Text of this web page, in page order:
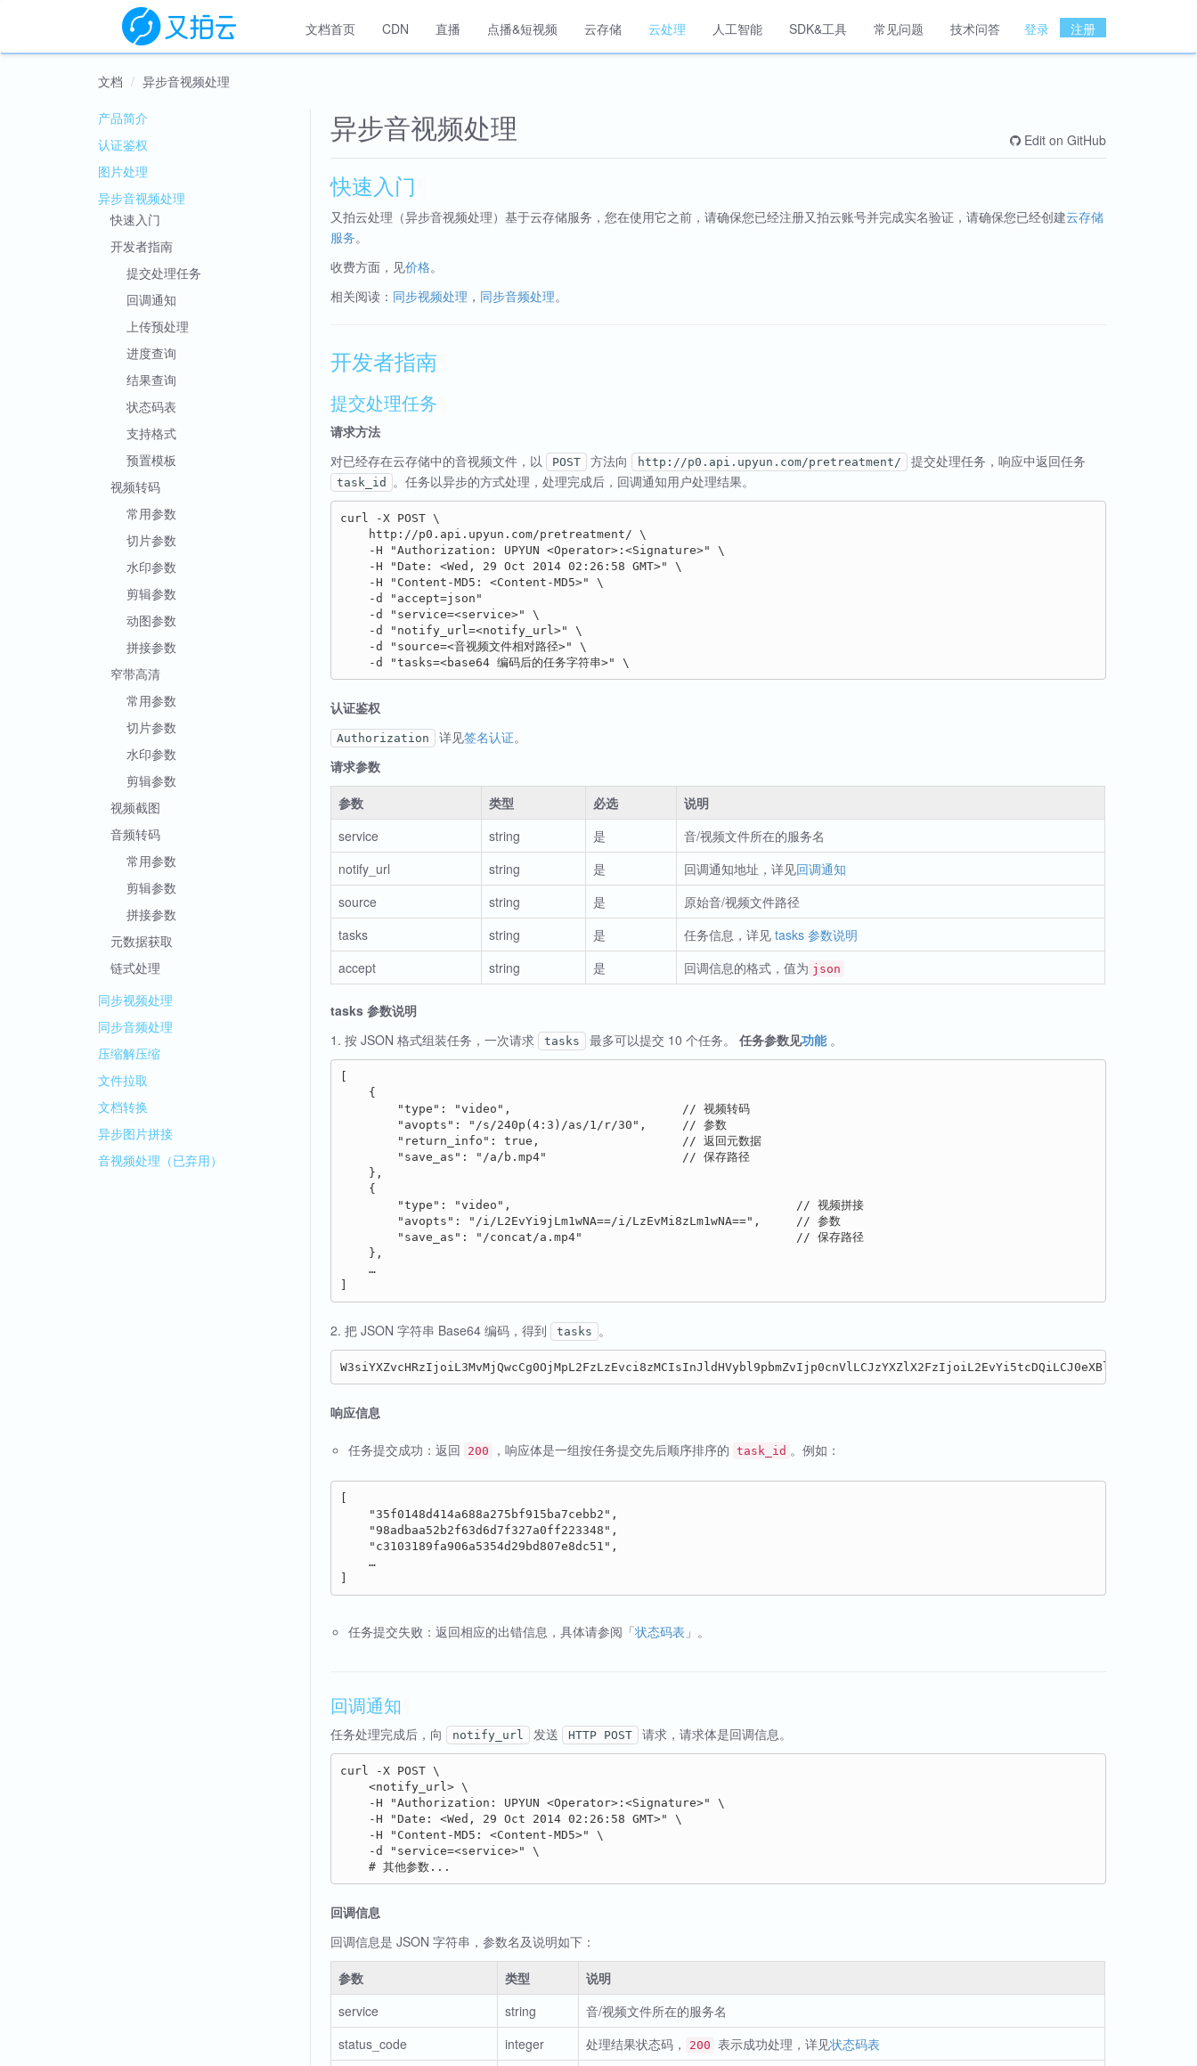
文档首页 CDN 直播 点播&短视频 云存储 云处理 人工智能 SDK&工具 常见问题 技术问答 登录 注册
文档 异步音视频处理
Edit on GitHub
产品简介
认证鉴权
图片处理
异步音视频处理
快速入门
开发者指南
提交处理任务
回调通知
上传预处理
进度查询
结果查询
状态码表
支持格式
预置模板
视频转码
常用参数
切片参数
水印参数
剪辑参数
动图参数
拼接参数
窄带高清
常用参数
切片参数
水印参数
剪辑参数
视频截图
音频转码
常用参数
剪辑参数
拼接参数
元数据获取
链式处理
同步视频处理
同步音频处理
压缩解压缩
文件拉取
文档转换
异步图片拼接
音视频处理（已弃用）
异步音视频处理
快速入门
又拍云处理（异步音视频处理）基于云存储服务，您在使用它之前，请确保您已经注册又拍云账号并完成实名验证，请确保您已经创建云存储
服务。
收费方面，见价格。
相关阅读： 同步视频处理 ， 同步音频处理。
开发者指南
提交处理任务
请求方法
对已经存在云存储中的音视频文件，以
POST 方法向 http://p0.api.upyun.com/pretreatment/ 提交处理任务，响应中返回任务
task_id 。任务以异步的方式处理，处理完成后，回调通知用户处理结果。
curl -X POST \
    http://p0.api.upyun.com/pretreatment/ \
    -H "Authorization: UPYUN <Operator>:<Signature>" \
    -H "Date: <Wed, 29 Oct 2014 02:26:58 GMT>" \
    -H "Content-MD5: <Content-MD5>" \
    -d "accept=json"
    -d "service=<service>" \
    -d "notify_url=<notify_url>" \
    -d "source=<音视频文件相对路径>" \
认证鉴权
Authorization 详见签名认证。
请求参数
参数 类型 必选
说明
service
string 是
音/视频文件所在的服务名
notify_url
string 是 回调通知地址，详见回调通知
source
string 是
原始音/视频文件路径
tasks
string 是 任务信息，详见tasks 参数说明
accept
string 是 回调信息的格式，值为 json
tasks 参数说明
1. 按 JSON 格式组装任务，一次请求
tasks 最多可以提交 10 个任务。 任务参数见功能 。
[
    {
        "type": "video",                        // 视频转码
        "avopts": "/s/240p(4:3)/as/1/r/30",     // 参数
        "return_info": true,                    // 返回元数据
        "save_as": "/a/b.mp4"                   // 保存路径
    },
    {
        "type": "video",                                        // 视频拼接
        "avopts": "/i/L2EvYi9jLm1wNA==/i/LzEvMi8zLm1wNA==",     // 参数
        "save_as": "/concat/a.mp4"                              // 保存路径
    },
    …
2. 把 JSON 字符串 Base64 编码，得到 tasks 。
响应信息
任务提交成功：返回 200 ，响应体是一组按任务提交先后顺序排序的 task_id 。例如：
[
    "35f0148d414a688a275bf915ba7cebb2",
    "98adbaa52b2f63d6d7f327a0ff223348",
    "c3103189fa906a5354d29bd807e8dc51",
    …
任务提交失败：返回相应的出错信息，具体请参阅「状态码表 」。
回调通知
任务处理完成后，向 notify_url 发送 HTTP POST 请求，请求体是回调信息。
curl -X POST \
    <notify_url> \
    -H "Authorization: UPYUN <Operator>:<Signature>" \
    -H "Date: <Wed, 29 Oct 2014 02:26:58 GMT>" \
    -H "Content-MD5: <Content-MD5>" \
    -d "service=<service>" \
回调信息
回调信息是 JSON 字符串，参数名及说明如下：
参数 类型
说明
service
string
音/视频文件所在的服务名
status_code
integer 处理结果状态码， 200 表示成功处理，详见状态码表